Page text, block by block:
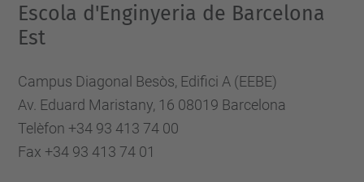
Escola d'Enginyeria de Barcelona
Est
Campus Diagonal Besòs, Edifici A (EEBE)
Av. Eduard Maristany, 16 08019 Barcelona
Telèfon +34 93 413 74 00
Fax +34 93 413 74 01